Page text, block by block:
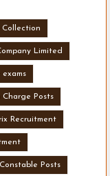
Collection
Limited
Charge Posts
Recruitment
Constable Posts